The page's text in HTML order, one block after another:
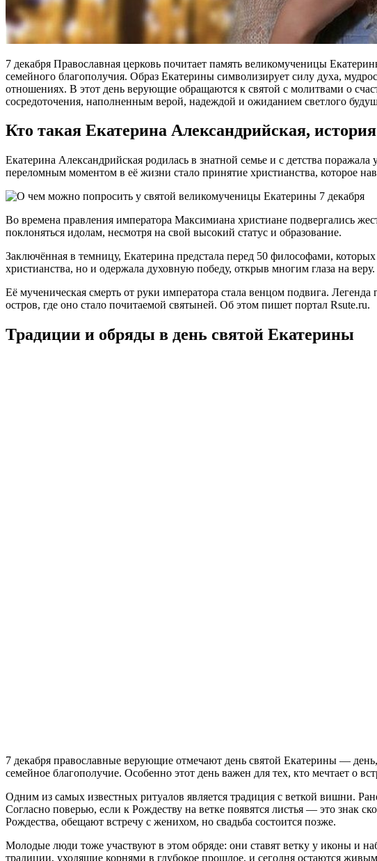
7 декабря Православная церковь почитает память великомученицы
семейного благополучия. Образ Екатерины символизирует силу духа,
отношениях. В этот день верующие обращаются к святой с молитвами о
сосредоточения, наполненным верой, надеждой и ожиданием светлого
Кто такая Екатерина Александрийская,
Екатерина Александрийская родилась в знатной семье и с детства
переломным моментом в её жизни стало принятие христианства, которое
Во времена правления императора Максимиана христиане подвергались
поклоняться идолам, несмотря на свой высокий статус и образование.
Заключённая в темницу, Екатерина предстала перед 50 философами,
христианства, но и одержала духовную победу, открыв многим глаза на веру.
Её мученическая смерть от руки императора стала венцом подвига.
остров, где оно стало почитаемой святыней. Об этом пишет портал Rsute.ru.
Традиции и обряды в день святой Екатерины
7 декабря православные верующие отмечают день святой Екатерины —
семейное благополучие. Особенно этот день важен для тех, кто мечтает о
Одним из самых известных ритуалов является традиция с веткой вишни.
Согласно поверью, если к Рождеству на ветке появятся листья — это знак
Рождества, обещают встречу с женихом, но свадьба состоится позже.
Молодые люди тоже участвуют в этом обряде: они ставят ветку у иконы и
традиции, уходящие корнями в глубокое прошлое, и сегодня остаются